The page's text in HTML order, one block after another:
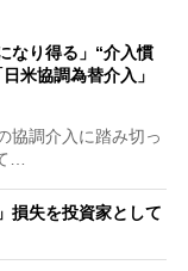
なり得る」“介入慣
米協調為替介入」
協調介入に踏み切っ
…
損失を投資家として